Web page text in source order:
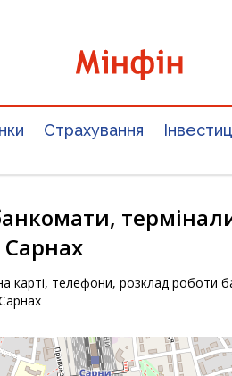
Страхування
карті, телефони, розклад роботи